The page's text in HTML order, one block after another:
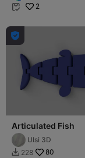
 2

Articulated Fish
Ulsi 3D
 228 80